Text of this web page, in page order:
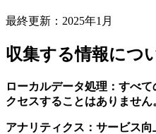
最終更新：2025年1月
収集する情報につ
ローカルデータ処理：すべ
クセスすることはありません
アナリティクス：サービス